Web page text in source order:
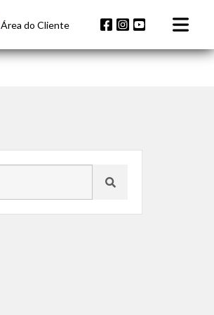
Área do Cliente